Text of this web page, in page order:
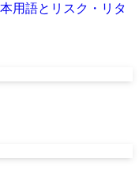
用語とリスク・リタ